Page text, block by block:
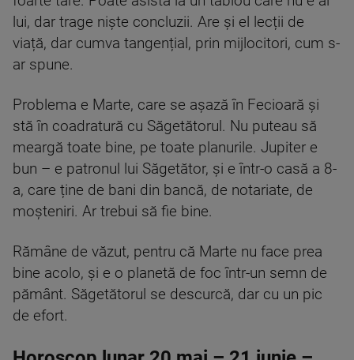
lui, dar trage niște concluzii. Are și el lecții de
viață, dar cumva tangențial, prin mijlocitori, cum s-
ar spune.
Problema e Marte, care se așază în Fecioară și
stă în coadratură cu Săgetătorul. Nu puteau să
meargă toate bine, pe toate planurile. Jupiter e
bun – e patronul lui Săgetător, și e într-o casă a 8-
a, care ține de bani din bancă, de notariate, de
moșteniri. Ar trebui să fie bine.
Rămâne de văzut, pentru că Marte nu face prea
bine acolo, și e o planetă de foc într-un semn de
pământ. Săgetătorul se descurcă, dar cu un pic
de efort.